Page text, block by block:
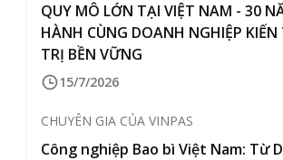
QUY MÔ LỚN TẠI VIỆT NAM - 30
HÀNH CÙNG DOANH NGHIỆP
TRỊ BỀN VỮNG
15/7/2026
CHUYÊN GIA CỦA VINPAS
Công nghiệp Bao bì Việt Nam: Từ